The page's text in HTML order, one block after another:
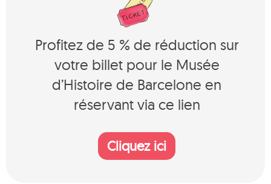
Profitez de 5 % de réduction sur
votre billet pour le Musée
d’Histoire de Barcelone en
réservant via ce lien
Cliquez ici